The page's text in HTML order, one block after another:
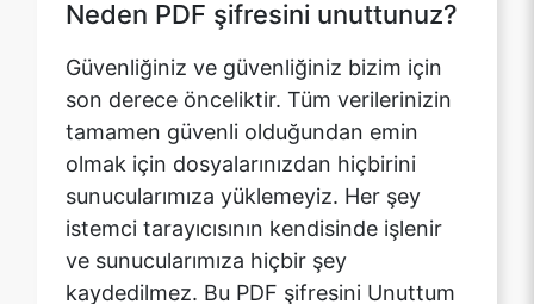
tamamen güvenli olduğundan emin
olmak için dosyalarınızdan hiçbirini
sunucularımıza yüklemeyiz. Her şey
istemci tarayıcısının kendisinde işlenir
ve sunucularımıza hiçbir şey
kaydedilmez. Bu PDF şifresini Unuttum
kullanıcılar için en güvenli araç yapar.